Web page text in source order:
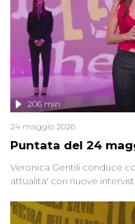
Puntata del 24
206 min
24 maggio 2026
Veronica Gentili conduce
attualita' con nuove